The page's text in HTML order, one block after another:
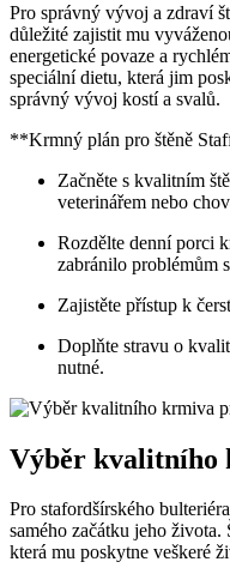
Pro správný vývoj a zdraví
důležité zajistit mu
energetické povaze a
speciální dietu, která jim
správný vývoj kostí a svalů.
**Krmný plán pro štěně
Začněte s kvalitním
veterinářem nebo
Rozdělte denní porci
zabránilo problémům
Zajistěte přístup k
Doplňte stravu o
nutné.
Výběr kvalitního
Pro stafordšírského
samého začátku jeho života.
která mu poskytne veškeré